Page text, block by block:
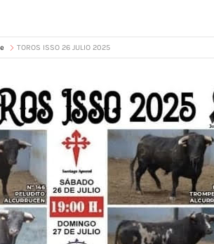
TOROS ISSO 26 JULIO 2025